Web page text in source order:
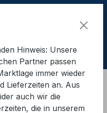
Zurrgurte
Container
Hinweis: Unsere
Partner passen
immer wieder
Lieferzeiten an. Aus
auch wir die
die in unserem